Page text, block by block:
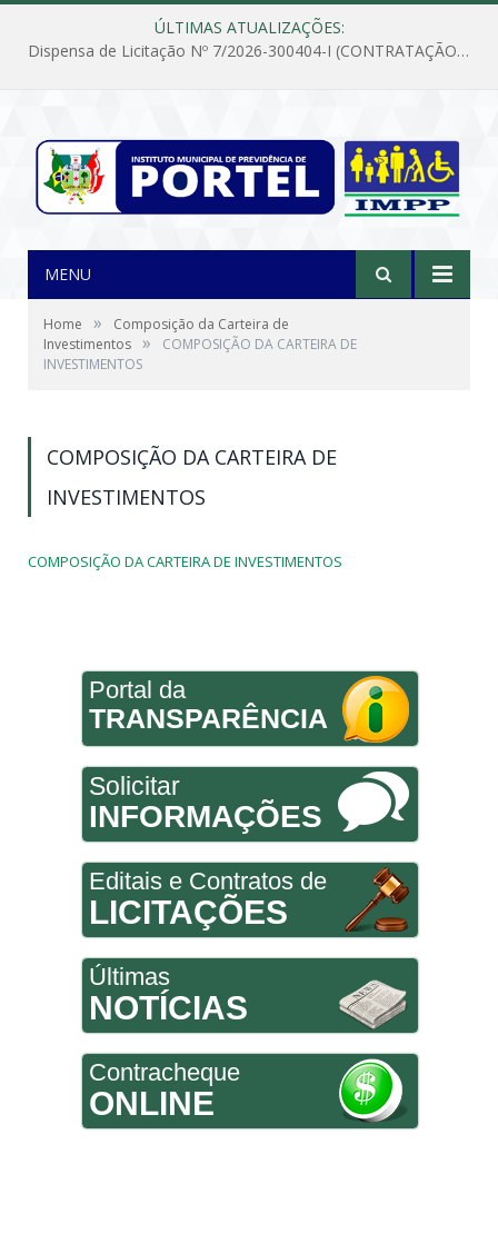
ÚLTIMAS ATUALIZAÇÕES:
Dispensa de Licitação Nº 7/2026-300404-I (CONTRATAÇÃO DE EMPRESA PARA MANUTENÇÃO E REPARAÇÃO DE APARELHOS DE AR CONDICIONADO, EM ATENDIMENTO ÀS NECESSIDADES DO INSTITUTO DE PREVIDÊNCIA MUNICIPAL DE PORTEL/PA)
MENU
Home »
Composição da Carteira de
Investimentos »
COMPOSIÇÃO DA CARTEIRA DE
INVESTIMENTOS
COMPOSIÇÃO DA CARTEIRA DE
INVESTIMENTOS
COMPOSIÇÃO DA CARTEIRA DE INVESTIMENTOS
Portal da
TRANSPARÊNCIA
Solicitar
INFORMAÇÕES
Editais e Contratos de
LICITAÇÕES
Últimas
NOTÍCIAS
Contracheque
ONLINE